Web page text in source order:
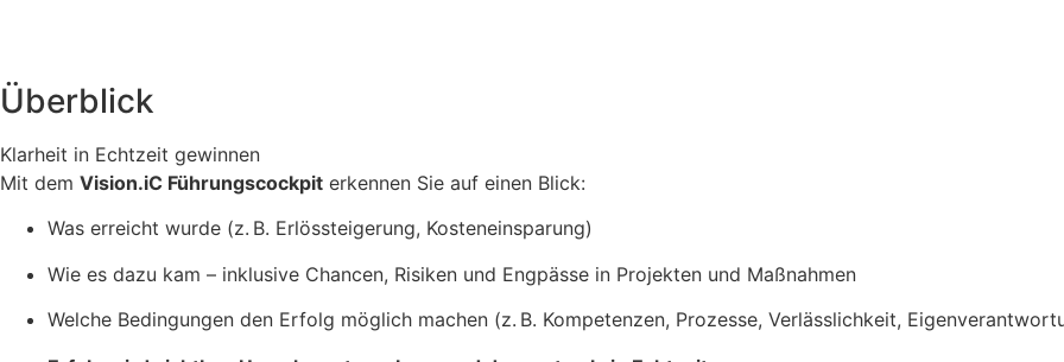
Überblick
Klarheit in Echtzeit gewinnen
Mit dem Vision.iC Führungscockpit erkennen Sie auf einen Blick:
Was erreicht wurde (z. B. Erlössteigerung, Kosteneinsparung)
Wie es dazu kam – inklusive Chancen, Risiken und Engpässe in Projekten und Maßnahmen
Welche Bedingungen den Erfolg möglich machen (z. B. Kompetenzen, Prozesse, Verlässlichkeit,